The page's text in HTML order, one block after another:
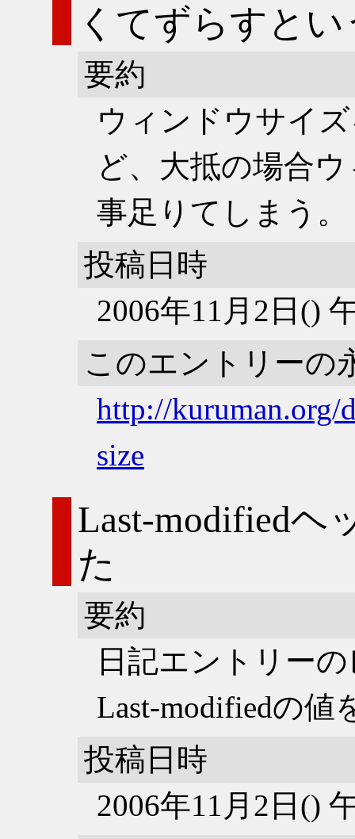
くてずらすと
要約
ウィンドウサイ
ど、大抵の場合
事足りてしまう。
投稿日時
2006年11月2日()
このエントリーの
http://kuruman.org/
size
Last-modifiedヘ
た
要約
日記エントリー
Last-modifiedの値
投稿日時
2006年11月2日()